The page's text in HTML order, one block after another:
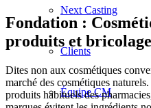
Next Casting
Clients
Équipe CM
Fondation :
produits et bricolage
Dites non aux cosmétiques
marché des cosmétiques
produits habituels des